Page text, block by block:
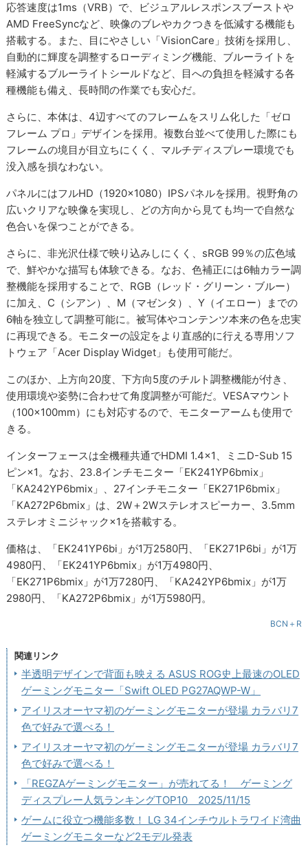
応答速度は1ms（VRB）で、ビジュアルレスポンスブーストや
AMD FreeSyncなど、映像のブレやカクつきを低減する機能も
搭載する。また、目にやさしい「VisionCare」技術を採用し、
自動的に輝度を調整するローディミング機能、ブルーライトを
軽減するブルーライトシールドなど、目への負担を軽減する各
種機能も備え、長時間の作業でも安心だ。
さらに、本体は、4辺すべてのフレームをスリム化した「ゼロ
フレーム プロ」デザインを採用。複数台並べて使用した際にも
フレームの境目が目立ちにくく、マルチディスプレー環境でも
没入感を損なわない。
パネルにはフルHD（1920×1080）IPSパネルを採用。視野角の
広いクリアな映像を実現し、どの方向から見ても均一で自然な
色合いを保つことができる。
さらに、非光沢仕様で映り込みしにくく、sRGB 99％の広色域
で、鮮やかな描写も体験できる。なお、色補正には6軸カラー調
整機能を採用することで、RGB（レッド・グリーン・ブルー）
に加え、C（シアン）、M（マゼンタ）、Y（イエロー）までの
6軸を独立して調整可能に。被写体やコンテンツ本来の色を忠実
に再現できる。モニターの設定をより直感的に行える専用ソフ
トウェア「Acer Display Widget」も使用可能だ。
このほか、上方向20度、下方向5度のチルト調整機能が付き、
使用環境や姿勢に合わせて角度調整が可能だ。VESAマウント
（100×100mm）にも対応するので、モニターアームも使用で
きる。
インターフェースは全機種共通でHDMI 1.4×1、ミニD-Sub 15
ピン×1。なお、23.8インチモニター「EK241YP6bmix」
「KA242YP6bmix」、27インチモニター「EK271P6bmix」
「KA272P6bmix」は、2W＋2Wステレオスピーカー、3.5mm
ステレオミニジャック×1を搭載する。
価格は、「EK241YP6bi」が1万2580円、「EK271P6bi」が1万
4980円、「EK241YP6bmix」が1万4980円、
「EK271P6bmix」が1万7280円、「KA242YP6bmix」が1万
2980円、「KA272P6bmix」が1万5980円。
BCN＋R
関連リンク
半透明デザインで背面も映える ASUS ROG史上最速のOLED
ゲーミングモニター「Swift OLED PG27AQWP-W」
アイリスオーヤマ初のゲーミングモニターが登場 カラバリ7
色で好みで選べる！
アイリスオーヤマ初のゲーミングモニターが登場 カラバリ7
色で好みで選べる！
「REGZAゲーミングモニター」が売れてる！ ゲーミング
ディスプレー人気ランキングTOP10 2025/11/15
ゲームに役立つ機能多数！ LG 34インチウルトラワイド湾曲
ゲーミングモニターなど2モデル発表